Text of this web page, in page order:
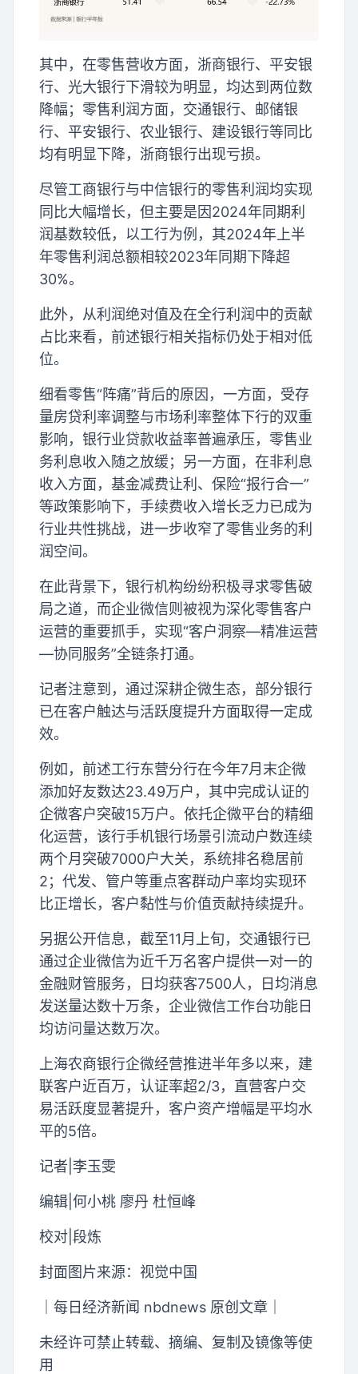
其中，在零售营收方面，浙商银行、平安银
行、光大银行下滑较为明显，均达到两位数
降幅；零售利润方面，交通银行、邮储银
行、平安银行、农业银行、建设银行等同比
均有明显下降，浙商银行出现亏损。
尽管工商银行与中信银行的零售利润均实现
同比大幅增长，但主要是因2024年同期利
润基数较低，以工行为例，其2024年上半
年零售利润总额相较2023年同期下降超
30%。
此外，从利润绝对值及在全行利润中的贡献
占比来看，前述银行相关指标仍处于相对低
位。
细看零售“阵痛”背后的原因，一方面，受存
量房贷利率调整与市场利率整体下行的双重
影响，银行业贷款收益率普遍承压，零售业
务利息收入随之放缓；另一方面，在非利息
收入方面，基金减费让利、保险“报行合一”
等政策影响下，手续费收入增长乏力已成为
行业共性挑战，进一步收窄了零售业务的利
润空间。
在此背景下，银行机构纷纷积极寻求零售破
局之道，而企业微信则被视为深化零售客户
运营的重要抓手，实现“客户洞察—精准运营
—协同服务”全链条打通。
记者注意到，通过深耕企微生态，部分银行
已在客户触达与活跃度提升方面取得一定成
效。
例如，前述工行东营分行在今年7月末企微
添加好友数达23.49万户，其中完成认证的
企微客户突破15万户。依托企微平台的精细
化运营，该行手机银行场景引流动户数连续
两个月突破7000户大关，系统排名稳居前
2；代发、管户等重点客群动户率均实现环
比正增长，客户黏性与价值贡献持续提升。
另据公开信息，截至11月上旬，交通银行已
通过企业微信为近千万名客户提供一对一的
金融财管服务，日均获客7500人，日均消息
发送量达数十万条，企业微信工作台功能日
均访问量达数万次。
上海农商银行企微经营推进半年多以来，建
联客户近百万，认证率超2/3，直营客户交
易活跃度显著提升，客户资产增幅是平均水
平的5倍。
记者|李玉雯
编辑|何小桃 廖丹 杜恒峰
校对|段炼
封面图片来源：视觉中国
｜每日经济新闻 nbdnews 原创文章｜
未经许可禁止转载、摘编、复制及镜像等使
用